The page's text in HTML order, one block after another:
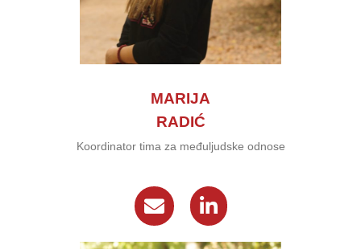
MARIJA
RADIĆ
Koordinator tima za međuljudske odnose